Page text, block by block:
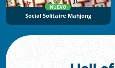
NUEVO
Social Solitaire Mahjong